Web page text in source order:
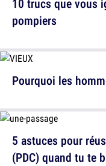
10 trucs que vous
pompiers
5 astuces pour
(PDC) quand tu te
Pourquoi les